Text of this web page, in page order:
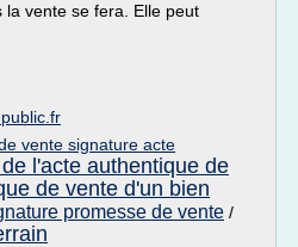
la vente se fera. Elle peut
vente signature acte
l'acte authentique de
de vente d'un bien
promesse de vente /